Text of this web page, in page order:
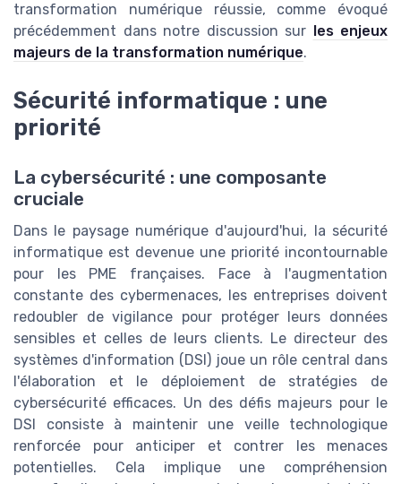
transformation numérique réussie, comme évoqué
précédemment dans notre discussion sur les enjeux
majeurs de la transformation numérique.
Sécurité informatique : une
priorité
La cybersécurité : une composante
cruciale
Dans le paysage numérique d'aujourd'hui, la sécurité
informatique est devenue une priorité incontournable
pour les PME françaises. Face à l'augmentation
constante des cybermenaces, les entreprises doivent
redoubler de vigilance pour protéger leurs données
sensibles et celles de leurs clients. Le directeur des
systèmes d'information (DSI) joue un rôle central dans
l'élaboration et le déploiement de stratégies de
cybersécurité efficaces. Un des défis majeurs pour le
DSI consiste à maintenir une veille technologique
renforcée pour anticiper et contrer les menaces
potentielles. Cela implique une compréhension